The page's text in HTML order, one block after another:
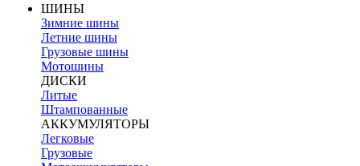
ШИНЫ
Зимние шины
Летние шины
Грузовые шины
Мотошины
ДИСКИ
Литые
Штампованные
АККУМУЛЯТОРЫ
Легковые
Грузовые